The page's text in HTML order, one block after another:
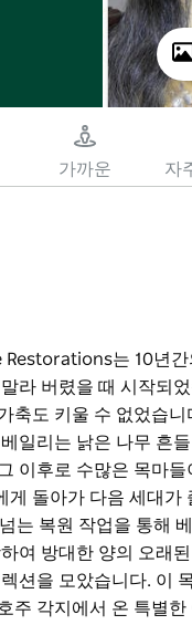
가까운 자
Restorations는 10년간
라 버렸을 때 시작되
축도 키울 수 없었습니
일리는 낡은 나무 흔들
이후로 수많은 목마들
게 돌아가 다음 세대가
는 복원 작업을 통해
여 방대한 양의 오래
션을 모았습니다. 이
주 각지에서 온 특별한